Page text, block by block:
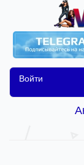
Войти